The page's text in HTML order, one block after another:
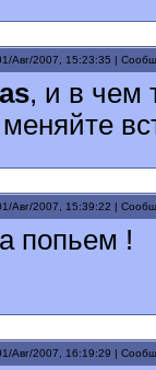
Авг/2007, 15:23:35 |
, и в чем
меняйте
Авг/2007, 15:39:22 |
попьем !
Авг/2007, 16:19:29 |